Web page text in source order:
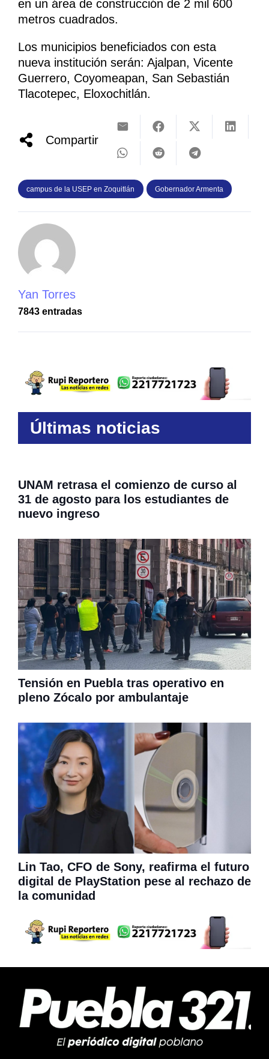
en un área de construcción de 2 mil 600
metros cuadrados.
Los municipios beneficiados con esta
nueva institución serán: Ajalpan, Vicente
Guerrero, Coyomeapan, San Sebastián
Tlacotepec, Eloxochitlán.
Compartir
campus de la USEP en Zoquitlán Gobernador Armenta
Yan Torres
7843 entradas
Últimas noticias
UNAM retrasa el comienzo de curso al
31 de agosto para los estudiantes de
nuevo ingreso
Tensión en Puebla tras operativo en
pleno Zócalo por ambulantaje
Lin Tao, CFO de Sony, reafirma el futuro
digital de PlayStation pese al rechazo de
la comunidad